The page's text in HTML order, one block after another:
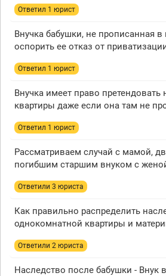
Ответил 1 юрист
Внучка бабушки, не прописанная в
оспорить ее отказ от
Ответил 1 юрист
Внучка имеет право претендовать
квартиры даже если она там не
Ответил 1 юрист
Рассматриваем случай с мамой,
погибшим старшим внуком с
Ответили 3 юристa
Как правильно распределить
однокомнатной квартиры и
Ответили 2 юристa
Наследство после бабушки - Внук